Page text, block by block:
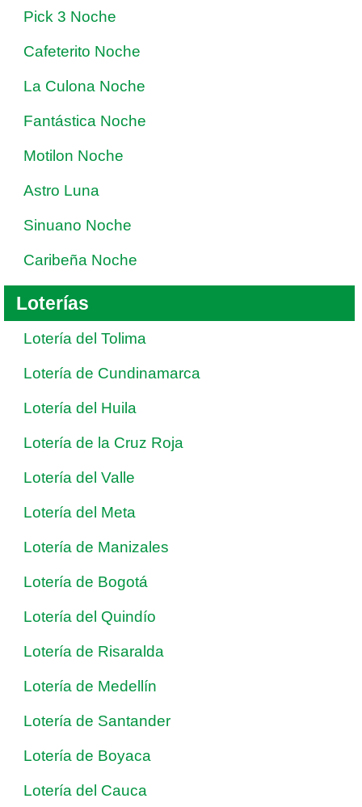
Pick 3 Noche
Cafeterito Noche
La Culona Noche
Fantástica Noche
Motilon Noche
Astro Luna
Sinuano Noche
Caribeña Noche
Loterías
Lotería del Tolima
Lotería de Cundinamarca
Lotería del Huila
Lotería de la Cruz Roja
Lotería del Valle
Lotería del Meta
Lotería de Manizales
Lotería de Bogotá
Lotería del Quindío
Lotería de Risaralda
Lotería de Medellín
Lotería de Santander
Lotería de Boyaca
Lotería del Cauca